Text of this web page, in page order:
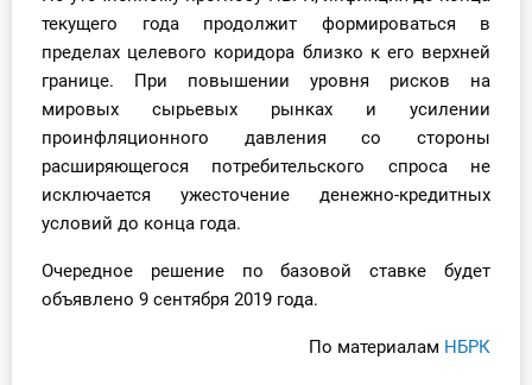
текущего года продолжит формироваться в
пределах целевого коридора близко к его верхней
границе. При повышении уровня рисков на
мировых сырьевых рынках и усилении
проинфляционного давления со стороны
расширяющегося потребительского спроса не
исключается ужесточение денежно-кредитных
условий до конца года.
Очередное решение по базовой ставке будет
объявлено 9 сентября 2019 года.
По материалам НБРК